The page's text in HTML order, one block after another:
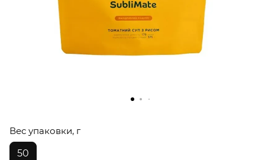
Вес упаковки, г
50